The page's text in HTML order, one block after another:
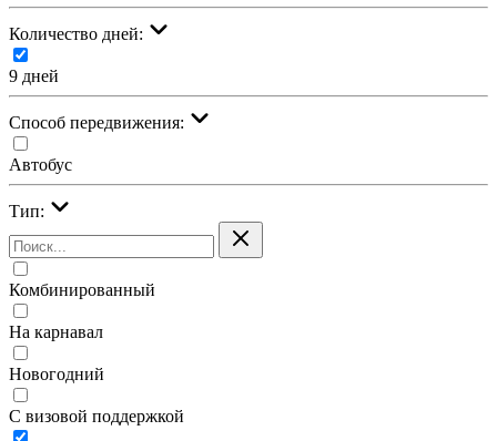
Количество дней:
9 дней
Cпособ передвижения:
Автобус
Тип:
Комбинированный
На карнавал
Новогодний
С визовой поддержкой